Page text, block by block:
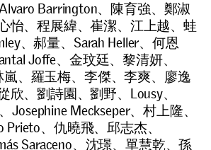
Barrington、陳育強、鄭淑
怡、程展緯、崔潔、 江上越、蛙
、郝量、Sarah Heller、何恩
Joffe、金玟廷、黎清妍、
嵐、羅玉梅、李傑、李爽、廖逸
欣、劉詩園、劉野、Lousy、
Josephine Meckseper、村上隆、
、仇曉飛、邱志杰、
Saraceno、沈璟、單慧乾、孫